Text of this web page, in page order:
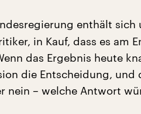
enthält
in Kauf, dass es am
das Ergebnis heute
die Entscheidung, und
nein – welche Antwort